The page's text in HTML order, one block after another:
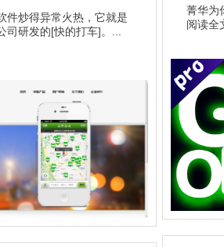
菁华为
阅读全
件炒得异常火热，它就是
司研发的[快的打车]。...